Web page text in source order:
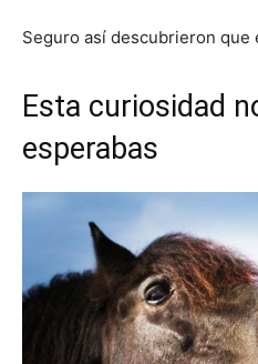
Seguro así descubrieron que
Esta curiosidad
esperabas